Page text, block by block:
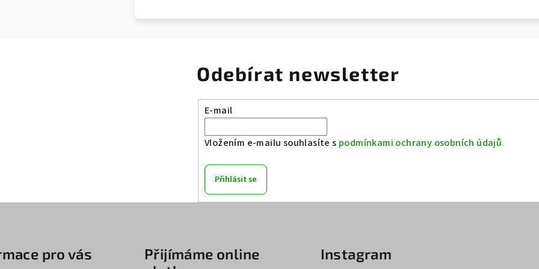
Odebírat newsletter
E-mail
Vložením e-mailu souhlasíte s podmínkami ochrany osobních údajů
Přihlásit se
pro vás
Přijímáme online
Instagram